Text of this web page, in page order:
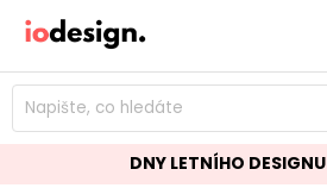
DNY LETNÍHO DESIGNU